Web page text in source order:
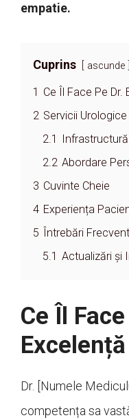
empatie.
Cuprins ascunde
1 Ce Îl Face Pe Dr.
2 Servicii
2.1
2.2 Abordare
3 Cuvinte Cheie
4 Experiența
5
Întrebări
5.1 Actualizări și
Ce Îl
Dr. [Numele
competența sa